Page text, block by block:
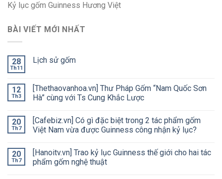
Kỷ lục gốm Guinness Hương Việt
BÀI VIẾT MỚI NHẤT
28
Th11
Lịch sử gốm
12
Th3
[Thethaovanhoa.vn] Thư Pháp Gốm “Nam Quốc Sơn
Hà” cùng với Ts Cung Khắc Lược
20
Th7
[Cafebiz.vn] Có gì đặc biệt trong 2 tác phẩm gốm
Việt Nam vừa được Guinness công nhận kỷ lục?
20
Th7
[Hanoitv.vn] Trao kỷ lục Guinness thế giới cho hai tác
phẩm gốm nghệ thuật